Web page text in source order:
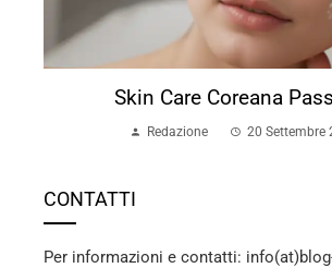
Skin Care Coreana
Redazione 20 Settembre
CONTATTI
Per informazioni e contatti: